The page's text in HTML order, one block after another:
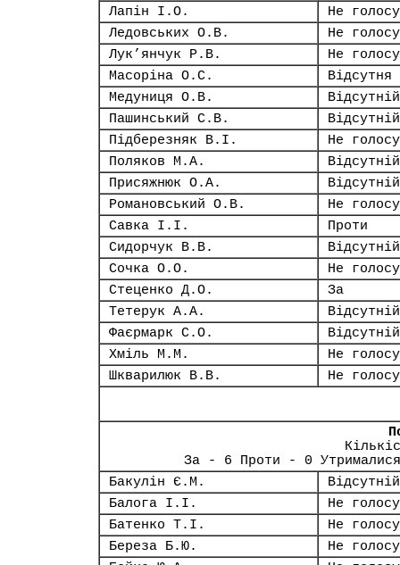
Лапін І.О.
Не
Ледовських О.В.
Не
Лук’янчук Р.В.
Не
Масоріна О.С.
Відсутня
Медуниця О.В.
Відсутній
Пашинський С.В.
Відсутній
Підберезняк В.І.
Не
Поляков М.А.
Відсутній
Присяжнюк О.А.
Відсутній
Романовський О.В.
Не
Савка І.І.
Проти
Сидорчук В.В.
Відсутній
Сочка О.О.
Не
Стеценко Д.О.
За
Тетерук А.А.
Відсутній
Фаєрмарк С.О.
Відсутній
Хміль М.М.
Не
Шкварилюк В.В.
Не
За - 6 Проти - 0
Бакулін Є.М.
Відсутній
Балога І.І.
Не
Батенко Т.І.
Не
Береза Б.Ю.
Не